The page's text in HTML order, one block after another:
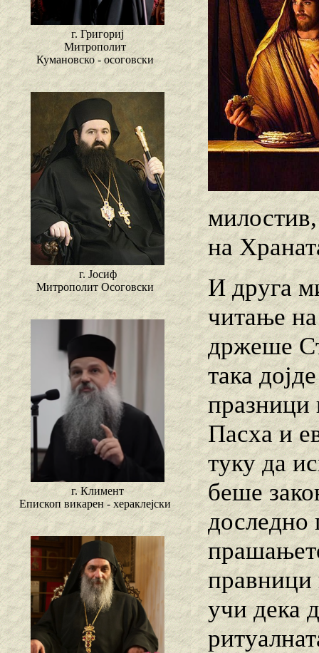
г. Григориј
Митрополит
Кумановско - осоговски
г. Јосиф
Митрополит Осоговски
г. Климент
Епископ викарен - хераклејски
на
И друга
читање
држеше
така
празници
Пасха и
туку да
беше
доследно
правници
учи дека